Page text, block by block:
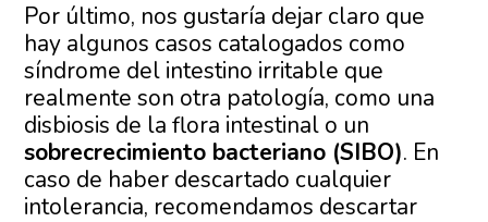
Por último, nos gustaría dejar claro que
hay algunos casos catalogados como
síndrome del intestino irritable que
realmente son otra patología, como una
disbiosis de la flora intestinal o un
sobrecrecimiento bacteriano (SIBO). En
caso de haber descartado cualquier
intolerancia, recomendamos descartar